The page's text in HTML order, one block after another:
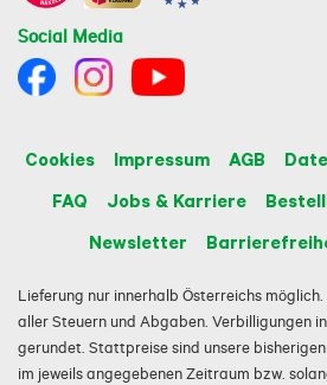
Social Media
Cookies Impressum AGB
FAQ
Jobs & Karriere
Newsletter
Lieferung nur innerhalb Österreichs
aller Steuern und Abgaben. Verbilligungen
gerundet. Stattpreise sind unsere
im jeweils angegebenen Zeitraum bzw.